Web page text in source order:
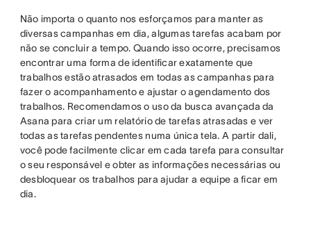
Não importa o quanto nos esforçamos para manter as
diversas campanhas em dia, algumas tarefas acabam por
não se concluir a tempo. Quando isso ocorre, precisamos
encontrar uma forma de identificar exatamente que
trabalhos estão atrasados em todas as campanhas para
fazer o acompanhamento e ajustar o agendamento dos
trabalhos. Recomendamos o uso da busca avançada da
Asana para criar um relatório de tarefas atrasadas e ver
todas as tarefas pendentes numa única tela. A partir dali,
você pode facilmente clicar em cada tarefa para consultar
o seu responsável e obter as informações necessárias ou
desbloquear os trabalhos para ajudar a equipe a ficar em
dia.